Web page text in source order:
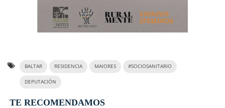
BALTAR RESIDENCIA MAIORES #SOCIOSANITARIO
DEPUTACIÓN
TE RECOMENDAMOS